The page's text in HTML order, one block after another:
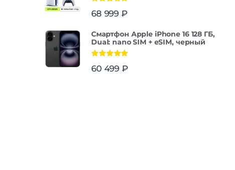
из 5
68 999 ₽
Смартфон Apple iPhone 16 128 ГБ,
Dual: nano SIM + eSIM, черный
из 5
60 499 ₽